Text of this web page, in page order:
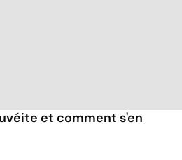
et comment s'en